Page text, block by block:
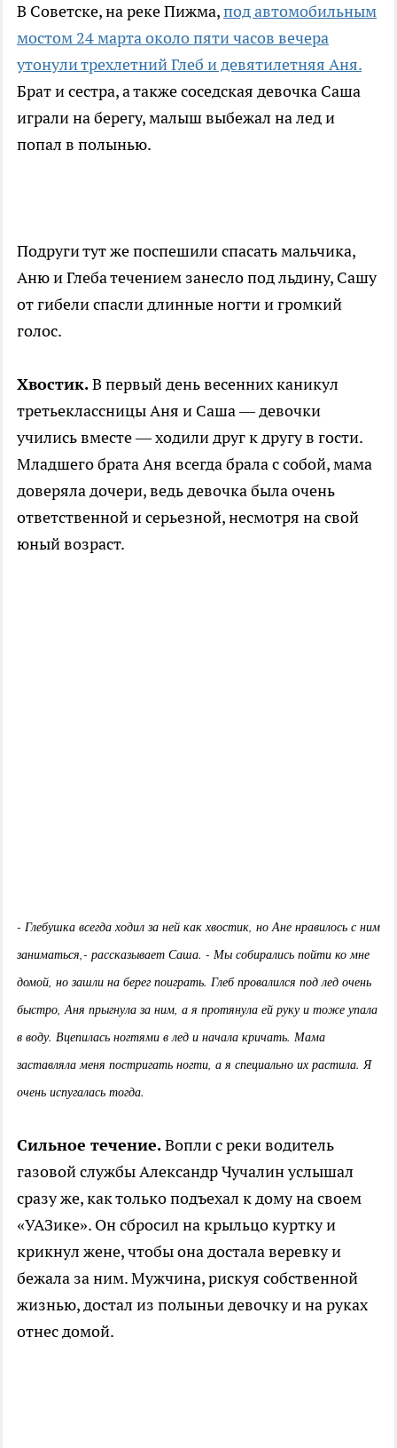
В Советске, на реке Пижма,под автомобильным
мостом 24 марта около пяти часов вечера
утонули трехлетний Глеб и девятилетняя Аня.
Брат и сестра, а также соседская девочка Саша
играли на берегу, малыш выбежал на лед и
попал в полынью.
Подруги тут же поспешили спасать мальчика,
Аню и Глеба течением занесло под льдину, Сашу
от гибели спасли длинные ногти и громкий
голос.
Хвостик.В первый день весенних каникул
третьеклассницы Аня и Саша — девочки
учились вместе — ходили друг к другу в гости.
Младшего брата Аня всегда брала с собой, мама
доверяла дочери, ведь девочка была очень
ответственной и серьезной, несмотря на свой
юный возраст.
- Глебушка всегда ходил за ней как хвостик, но Ане нравилось с ним
заниматься,- рассказывает Саша. - Мы собирались пойти ко мне
домой, но зашли на берег поиграть. Глеб провалился под лед очень
быстро, Аня прыгнула за ним, а я протянула ей руку и тоже упала
в воду. Вцепилась ногтями в лед и начала кричать. Мама
заставляла меня постригать ногти, а я специально их растила. Я
очень испугалась тогда.
Сильное течение.Вопли с реки водитель
газовой службы Александр Чучалин услышал
сразу же, как только подъехал к дому на своем
«УАЗике». Он сбросил на крыльцо куртку и
крикнул жене, чтобы она достала веревку и
бежала за ним. Мужчина, рискуя собственной
жизнью, достал из полыньи девочку и на руках
отнес домой.